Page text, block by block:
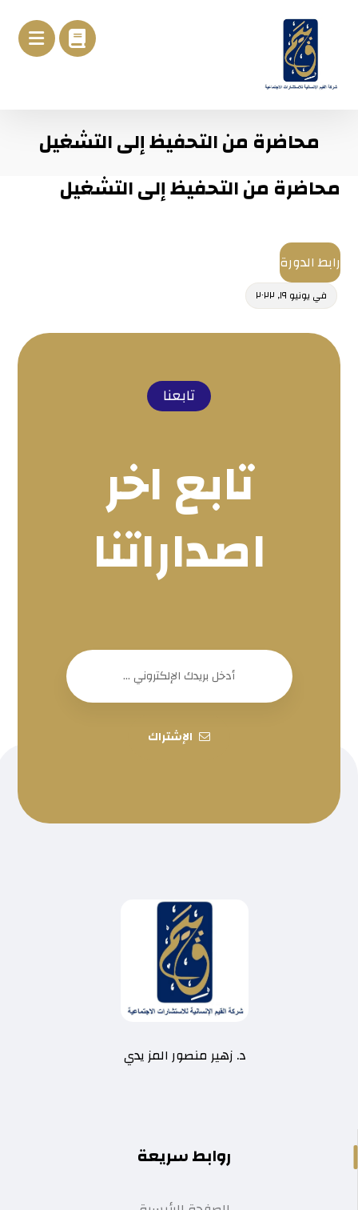
محاضرة من التحفيظ إلى التشغيل
محاضرة من التحفيظ إلى التشغيل
رابط الدورة
في يونيو ١٩, ٢٠٢٢
تابعنا
تابع اخر
اصداراتنا
الإشتراك
د. زهير منصور المز يدي
روابط سريعة